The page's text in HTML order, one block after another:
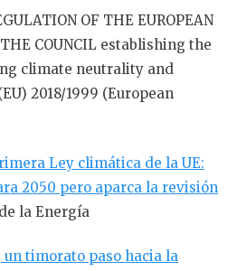
OF THE EUROPEAN
COUNCIL establishing the
climate neutrality and
2018/1999 (European
Ley climática de la UE:
2050 pero aparca la revisión
la Energía
timorato paso hacia la